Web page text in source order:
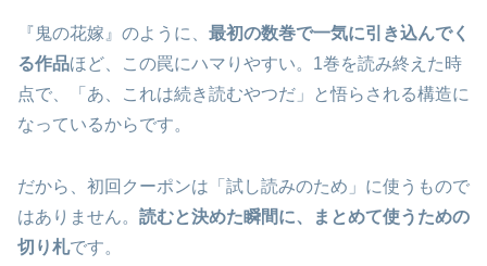
『鬼の花嫁』のように、 最初の数巻で一気に引き込んでく
る作品ほど、この罠にハマりやすい。1巻を読み終えた時
点で、「あ、これは続き読むやつだ」と悟らされる構造に
なっているからです。
だから、初回クーポンは「試し読みのため」に使うもので
はありません。 読むと決めた瞬間に、まとめて使うための
切り札です。